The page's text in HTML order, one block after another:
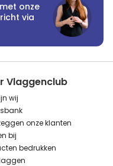
onze
via
Vlaggenclub
wij
onze klanten
bij
bedrukken